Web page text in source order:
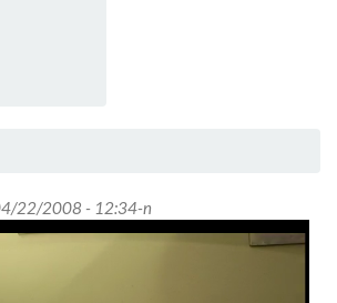
22/2008 - 12:34-n